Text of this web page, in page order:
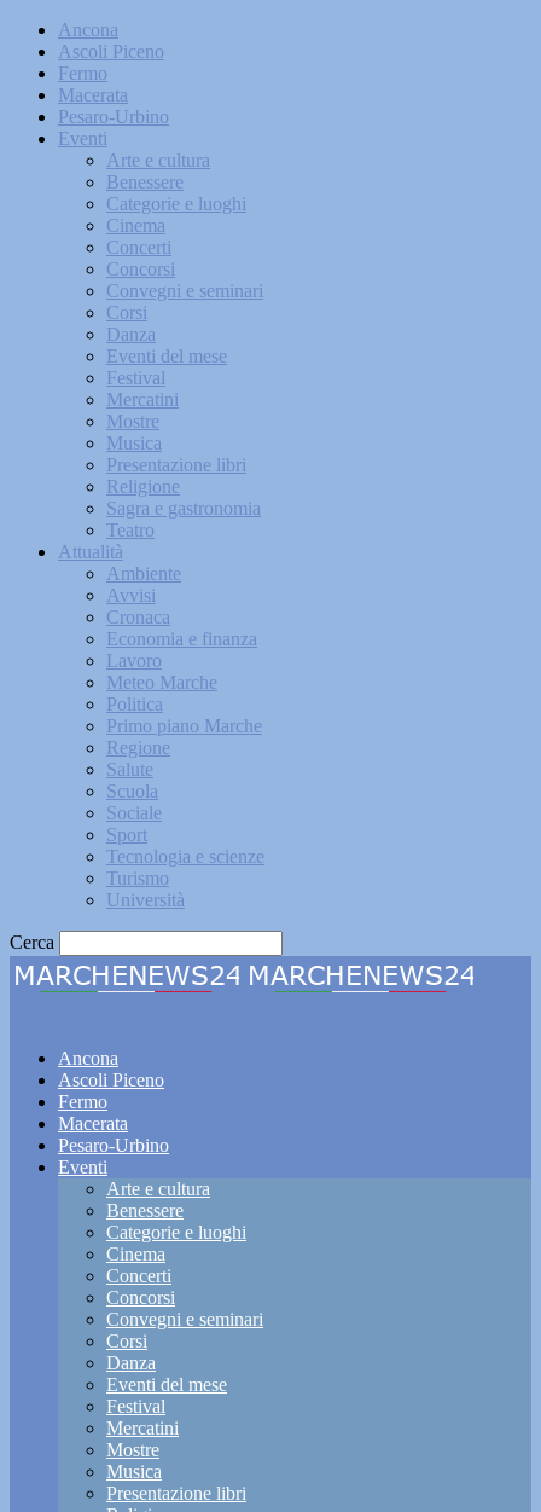
Ancona
Ascoli Piceno
Fermo
Macerata
Pesaro-Urbino
Eventi
Arte e cultura
Benessere
Categorie e luoghi
Cinema
Concerti
Concorsi
Convegni e seminari
Corsi
Danza
Eventi del mese
Festival
Mercatini
Mostre
Musica
Presentazione libri
Religione
Sagra e gastronomia
Teatro
Attualità
Ambiente
Avvisi
Cronaca
Economia e finanza
Lavoro
Meteo Marche
Politica
Primo piano Marche
Regione
Salute
Scuola
Sociale
Sport
Tecnologia e scienze
Turismo
Università
Cerca
Ancona
Ascoli Piceno
Fermo
Macerata
Pesaro-Urbino
Eventi
Arte e cultura
Benessere
Categorie e luoghi
Cinema
Concerti
Concorsi
Convegni e seminari
Corsi
Danza
Eventi del mese
Festival
Mercatini
Mostre
Musica
Presentazione libri